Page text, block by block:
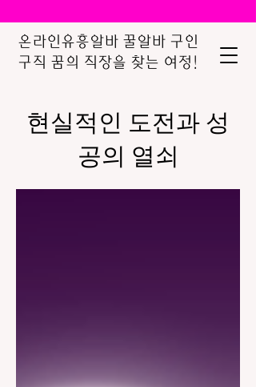
온라인유흥알바 꿀알바 구인
구직 꿈의 직장을 찾는 여정!
현실적인 도전과 성
공의 열쇠